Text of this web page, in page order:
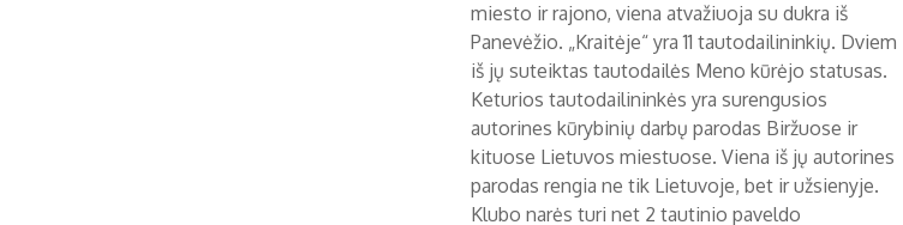
miesto ir rajono, viena atvažiuoja su dukra iš
Panevėžio. „Kraitėje“ yra 11 tautodailininkių. Dviem
iš jų suteiktas tautodailės Meno kūrėjo statusas.
Keturios tautodailininkės yra surengusios
autorines kūrybinių darbų parodas Biržuose ir
kituose Lietuvos miestuose. Viena iš jų autorines
parodas rengia ne tik Lietuvoje, bet ir užsienyje.
Klubo narės turi net 2 tautinio paveldo